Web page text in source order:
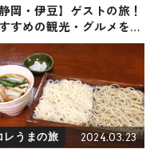
静岡・伊豆】ゲストの旅！
すめの観光・グルメをご
レうまの旅 2024.03.23